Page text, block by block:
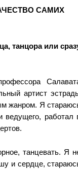
САМИХ
танцора или
артист
жанром. Я
ведущего, работал
танцевать. Я
и сердце,